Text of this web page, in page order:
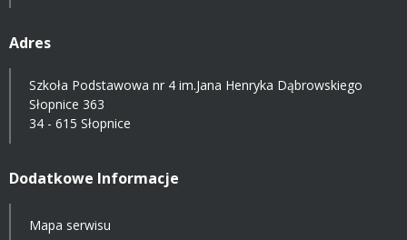
Adres
Szkoła Podstawowa nr 4 im.Jana Henryka Dąbrowskiego
Słopnice 363
34 - 615 Słopnice
Dodatkowe Informacje
Mapa serwisu